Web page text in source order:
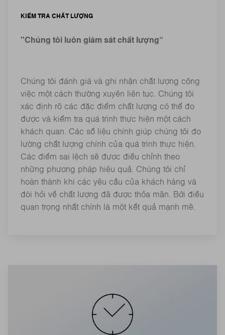
KIỂM TRA CHẤT LƯỢNG
"Chúng tôi luôn giám sát chất lượng“
Chúng tôi đánh giá và ghi nhận chất lượng công
việc một cách thường xuyên liên tục. Chúng tôi
xác định rõ các đặc điểm chất lượng có thể đo
được và kiểm tra quá trình thực hiện một cách
khách quan. Các số liệu chính giúp chúng tôi đo
lường chất lượng chính của quá trình thực hiện.
Các điểm sai lệch sẽ được điều chỉnh theo
những phương pháp hiệu quả. Chúng tôi chỉ
hoàn thành khi các yêu cầu của khách hàng và
đòi hỏi về chất lượng đã được thỏa mãn. Bởi điều
quan trọng nhất chính là một kết quả mạnh mẽ.